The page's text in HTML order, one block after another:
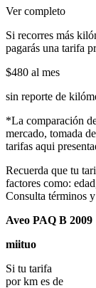
Ver completo
Si recorres más
pagarás una tarifa
$480 al mes
sin reporte de
*La comparación
mercado, tomada
tarifas aqui
Recuerda que tu
factores como:
Consulta términos
Aveo PAQ B 2009
miituo
Si tu tarifa
por km es de